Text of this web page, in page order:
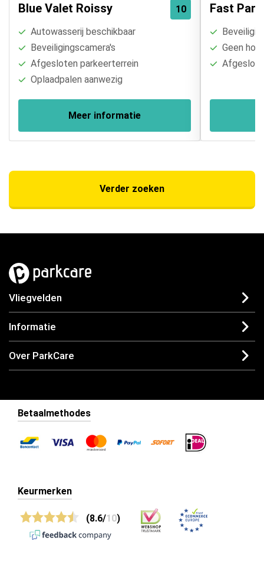
10
Blue Valet Roissy
Autowasserij beschikbaar
Beveiligingscamera's
Afgesloten parkeerterrein
Oplaadpalen aanwezig
Meer informatie
Fast
Geen
Verder zoeken
Vliegvelden
Informatie
Over ParkCare
Betaalmethodes
Keurmerken
(8.6/10)